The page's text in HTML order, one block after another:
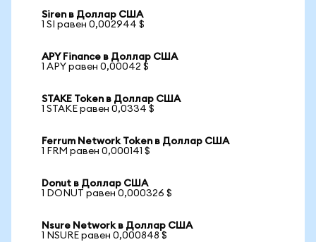
Siren в Доллар США
1 SI равен 0,002944 $
APY Finance в Доллар США
1 APY равен 0,00042 $
STAKE Token в Доллар США
1 STAKE равен 0,0334 $
Ferrum Network Token в Доллар США
1 FRM равен 0,000141 $
Donut в Доллар США
1 DONUT равен 0,000326 $
Nsure Network в Доллар США
1 NSURE равен 0,000848 $